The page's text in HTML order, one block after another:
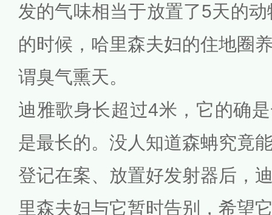
发的气味相当于放置了5天的
的时候，哈里森夫妇的住地圈
谓臭气熏天。
迪雅歌身长超过4米，它的确
是最长的。没人知道森蚺究竟
登记在案、放置好发射器后，
里森夫妇与它暂时告别，希望